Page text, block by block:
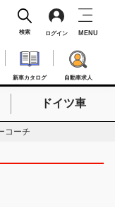
新車カタログ 自動車求人
検索 ログイン MENU
ドイツ車
コーチ